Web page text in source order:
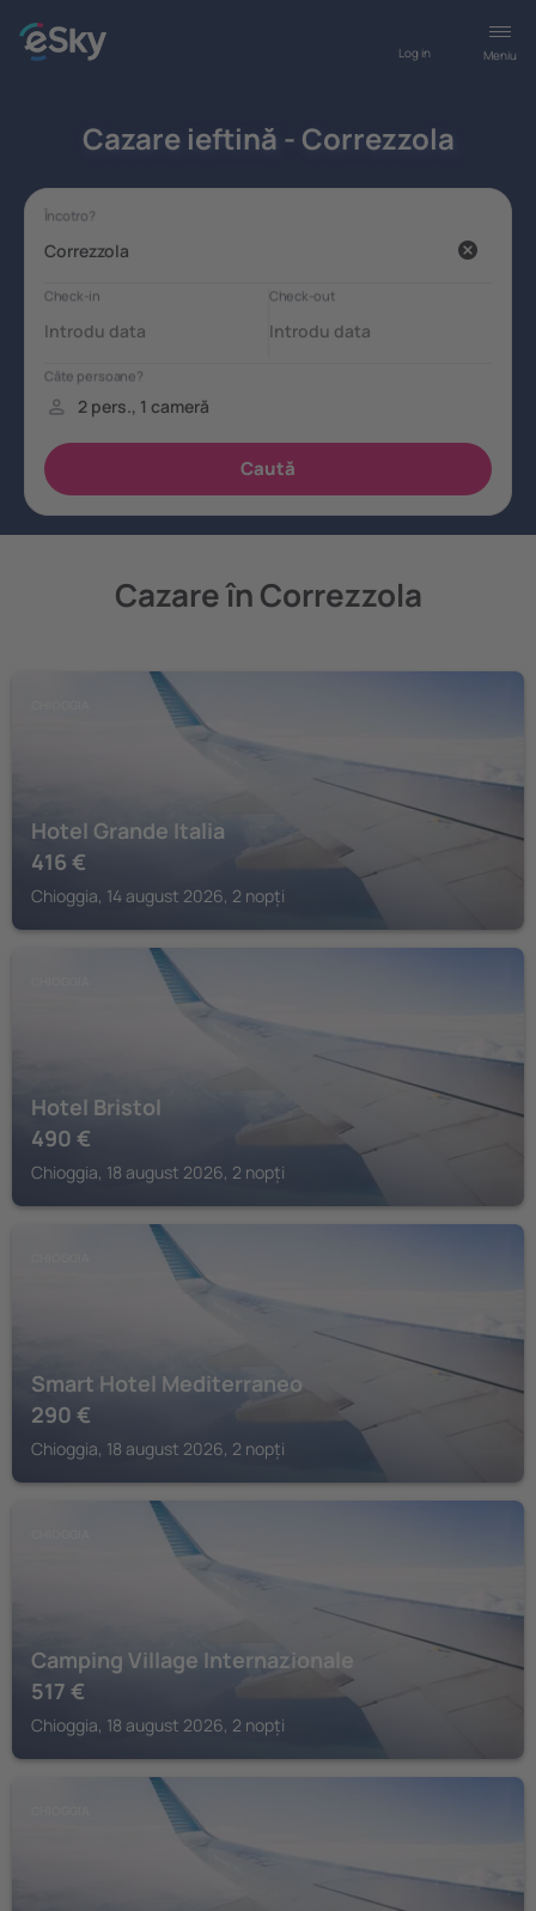
Meniu
Log in
Cazare ieftină - Correzzola
Cazare în Correzzola
Hotel Grande Italia
416 €
Chioggia, 14 august 2026, 2 nopți
Hotel Bristol
490 €
Chioggia, 18 august 2026, 2 nopți
Smart Hotel Mediterraneo
290 €
Chioggia, 18 august 2026, 2 nopți
Camping Village Internazionale
517 €
Chioggia, 18 august 2026, 2 nopți